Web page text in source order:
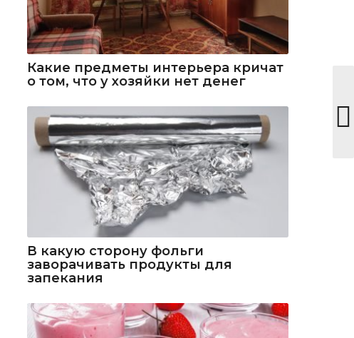
Какие предметы интерьера кричат
о том, что у хозяйки нет денег
В какую сторону фольги
заворачивать продукты для
запекания